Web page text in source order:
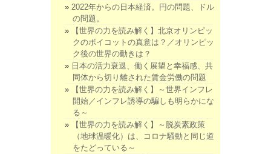
2022年からの日本経済。円の問題、ドル
の問題。
【世界の力を読み解く】北京オリンピッ
クのボイコットの真意は？／オリンピッ
ク後の世界の動きは？
日本の活力衰退、働く展望と幸福感、共
同体から切り離された賃金労働の問題
【世界の力を読み解く】～世界インフレ
開始／インフレ誘導の騙しも明らかにな
る～
【世界の力を読み解く】～脱炭素政策
（地球温暖化）は、コロナ騒動と同じ道
をたどっている～